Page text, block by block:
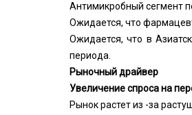
Антимикробный сегмент
Ожидается, что
Ожидается, что в
периода.
Рыночный драйвер
Увеличение спроса на
Рынок растет из -за